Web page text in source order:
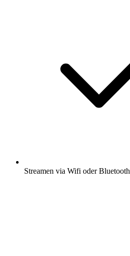
Streamen via Wifi oder Bluetooth